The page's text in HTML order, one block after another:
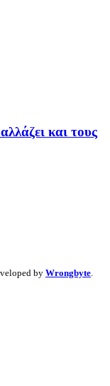
και τους
by Wrongbyte.